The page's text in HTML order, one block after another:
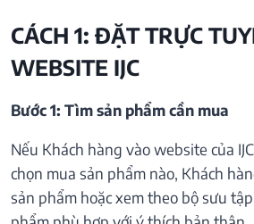
CÁCH 1: ĐẶT TRỰC
WEBSITE IJC
Bước 1: Tìm sản phẩm cần mua
Nếu Khách hàng vào website của
chọn mua sản phẩm nào, Khách
sản phẩm hoặc xem theo bộ sưu